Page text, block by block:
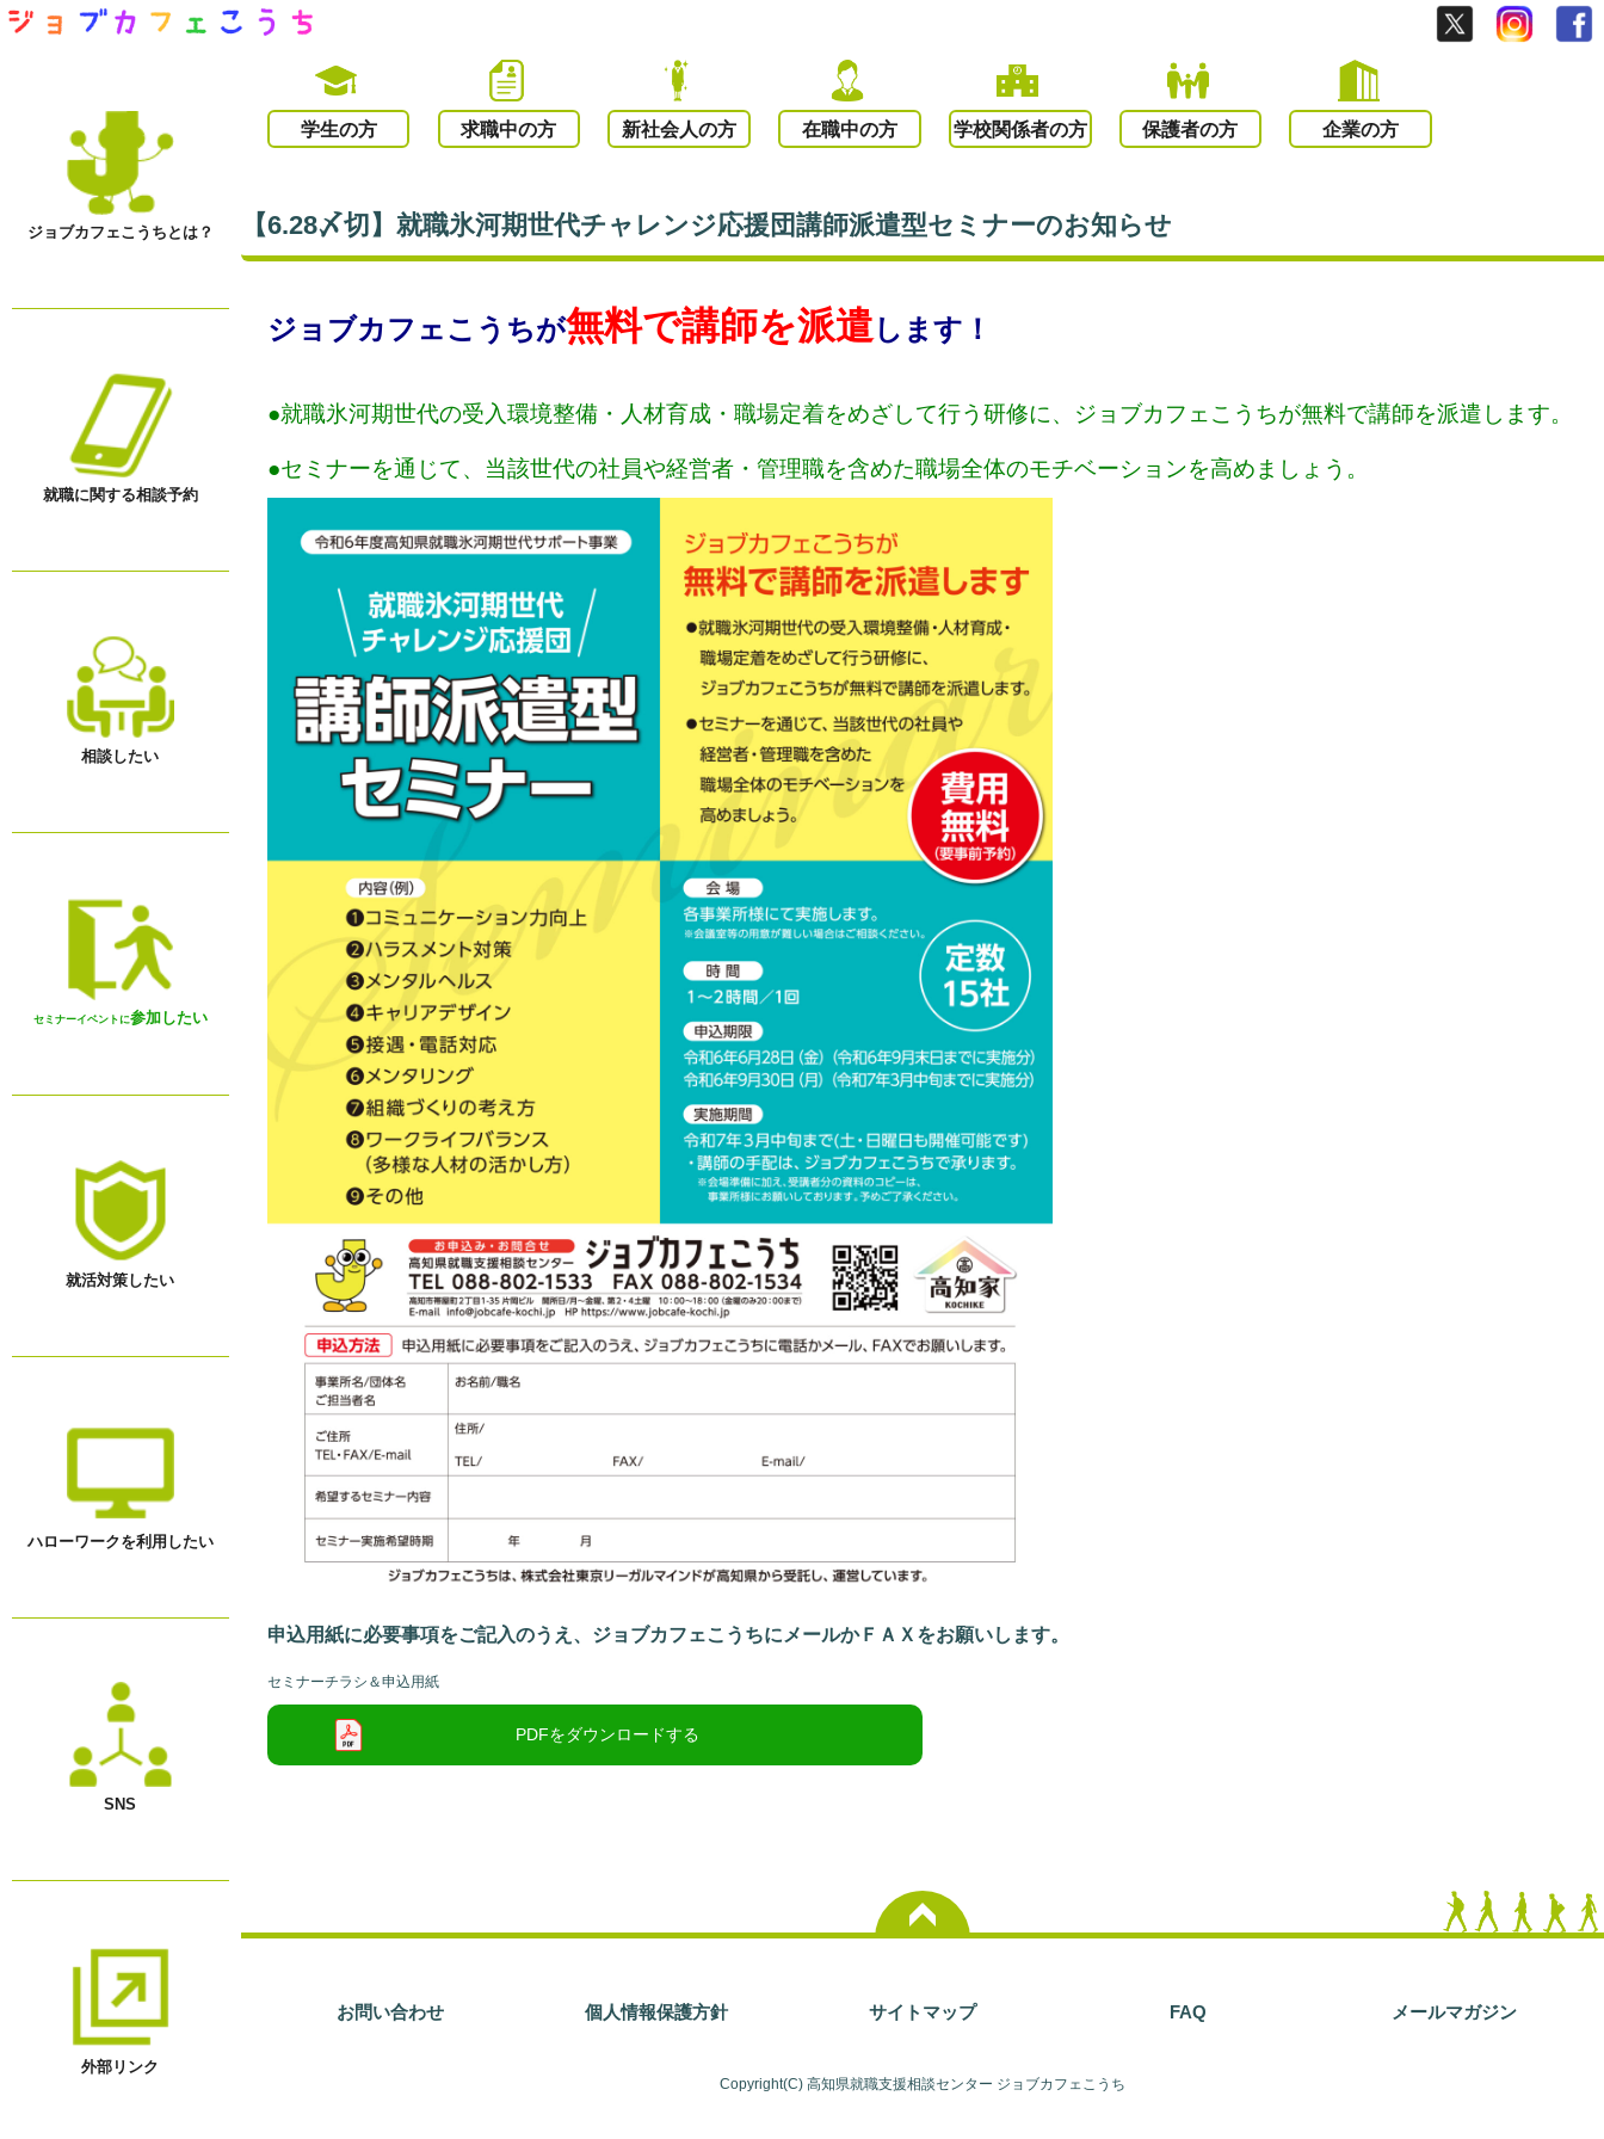
学生の方 求職中の方 新社会人の方 在職中の方 学校関係者の方 保護者の方 企業の方
ジョブカフェこうちとは？
就職に関する相談予約
相談したい
セミナーイベントに参加したい
就活対策したい
ハローワークを利用したい
SNS
外部リンク
【6.28〆切】就職氷河期世代チャレンジ応援団講師派遣型セミナーのお知らせ
ジョブカフェこうちが無料で講師を派遣 します！
●就職氷河期世代の受入環境整備・人材育成・職場定着をめざして行う研修に、ジョブカフェこうちが無料で講師を派遣します。
●セミナーを通じて、当該世代の社員や経営者・管理職を含めた職場全体のモチベーションを高めましょう。
申込用紙に必要事項をご記入のうえ、ジョブカフェこうちにメールかＦＡＸをお願いします。
セミナーチラシ＆申込用紙
お問い合わせ 個人情報保護方針 サイトマップ FAQ メールマガジン
Copyright(C) 高知県就職支援相談センター ジョブカフェこうち